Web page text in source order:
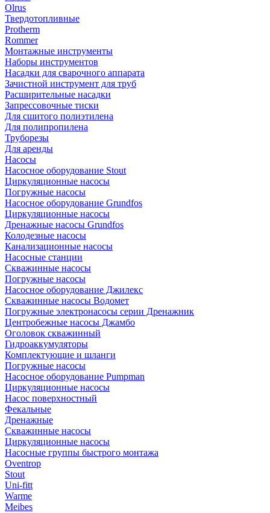
Olrus
Твердотопливные
Protherm
Rommer
Монтажные инструменты
Наборы инструментов
Насадки для сварочного аппарата
Зачистной инструмент для труб
Расширительные насадки
Запрессовочные тиски
Для сшитого полиэтилена
Для полипропилена
Труборезы
Для аренды
Насосы
Насосное оборудование Stout
Циркуляционные насосы
Погружные насосы
Насосное оборудование Grundfos
Циркуляционные насосы
Дренажные насосы Grundfos
Колодезные насосы
Канализационные насосы
Насосные станции
Скважинные насосы
Погружные насосы
Насосное оборудование Джилекс
Скважинные насосы Водомет
Погружные электронасосы серии Дренажник
Центробежные насосы Джамбо
Оголовок скважинный
Гидроаккумуляторы
Комплектующие и шланги
Погружные насосы
Насосное оборудование Pumpman
Циркуляционные насосы
Насос поверхностный
Фекальные
Дренажные
Скважинные насосы
Циркуляционные насосы
Насосные группы быстрого монтажа
Oventrop
Stout
Uni-fitt
Warme
Meibes